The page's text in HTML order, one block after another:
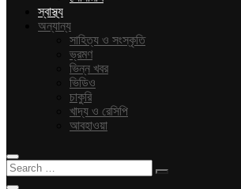
স্বাস্থ্য
অন্যান্য
সাহিত্য ও সংস্কৃতি
ভ্রমণ
ভিন্ন খবর
ভিডিও
চাকুরি
খাদ্য ও রেসিপি
আবহাওয়া
Search
…